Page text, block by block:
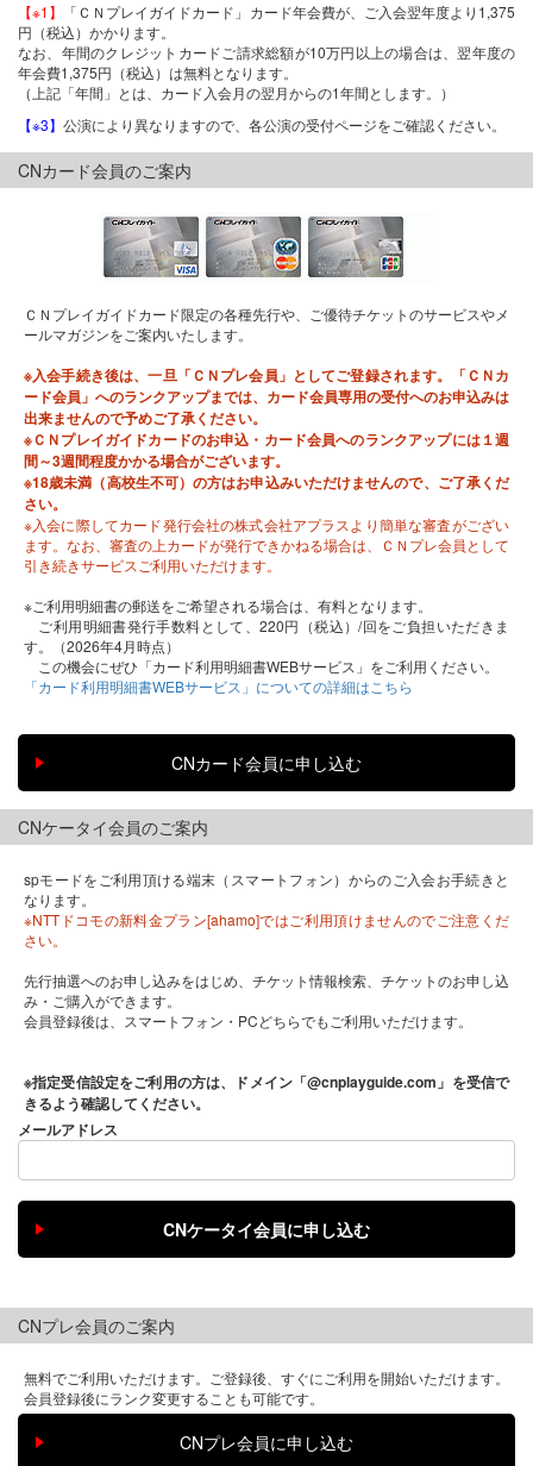
【※1】
「ＣＮプレイガイドカード」カード年会費が、ご入会翌年度より1,375
円（税込）かかります。
なお、年間のクレジットカードご請求総額が10万円以上の場合は、翌年度の
年会費1,375円（税込）は無料となります。
（上記「年間」とは、カード入会月の翌月からの1年間とします。）
【※3】 公演により異なりますので、各公演の受付ページをご確認ください。
CNカード会員のご案内
ＣＮプレイガイドカード限定の各種先行や、ご優待チケットのサービスやメ
ールマガジンをご案内いたします。
※入会手続き後は、一旦「ＣＮプレ会員」としてご登録されます。「ＣＮカ
ード会員」へのランクアップまでは、カード会員専用の受付へのお申込みは
出来ませんので予めご了承ください。
※ＣＮプレイガイドカードのお申込・カード会員へのランクアップには１週
間～3週間程度かかる場合がございます。
※18歳未満（高校生不可）の方はお申込みいただけませんので、ご了承くだ
さい。
※入会に際してカード発行会社の株式会社アプラスより簡単な審査がござい
ます。なお、審査の上カードが発行できかねる場合は、ＣＮプレ会員として
引き続きサービスご利用いただけます。
※ご利用明細書の郵送をご希望される場合は、有料となります。
ご利用明細書発行手数料として、220円（税込）/回をご負担いただきま
す。（2026年4月時点）
この機会にぜひ「カード利用明細書WEBサービス」をご利用ください。
「カード利用明細書WEBサービス」についての詳細はこちら
CNケータイ会員のご案内
spモードをご利用頂ける端末（スマートフォン）からのご入会お手続きと
なります。
※NTTドコモの新料金プラン[ahamo]ではご利用頂けませんのでご注意くだ
さい。
先行抽選へのお申し込みをはじめ、チケット情報検索、チケットのお申し込
み・ご購入ができます。
会員登録後は、スマートフォン・PCどちらでもご利用いただけます。
※指定受信設定をご利用の方は、ドメイン「@cnplayguide.com」を受信で
きるよう確認してください。
メールアドレス
CNプレ会員のご案内
無料でご利用いただけます。ご登録後、すぐにご利用を開始いただけます。
会員登録後にランク変更することも可能です。